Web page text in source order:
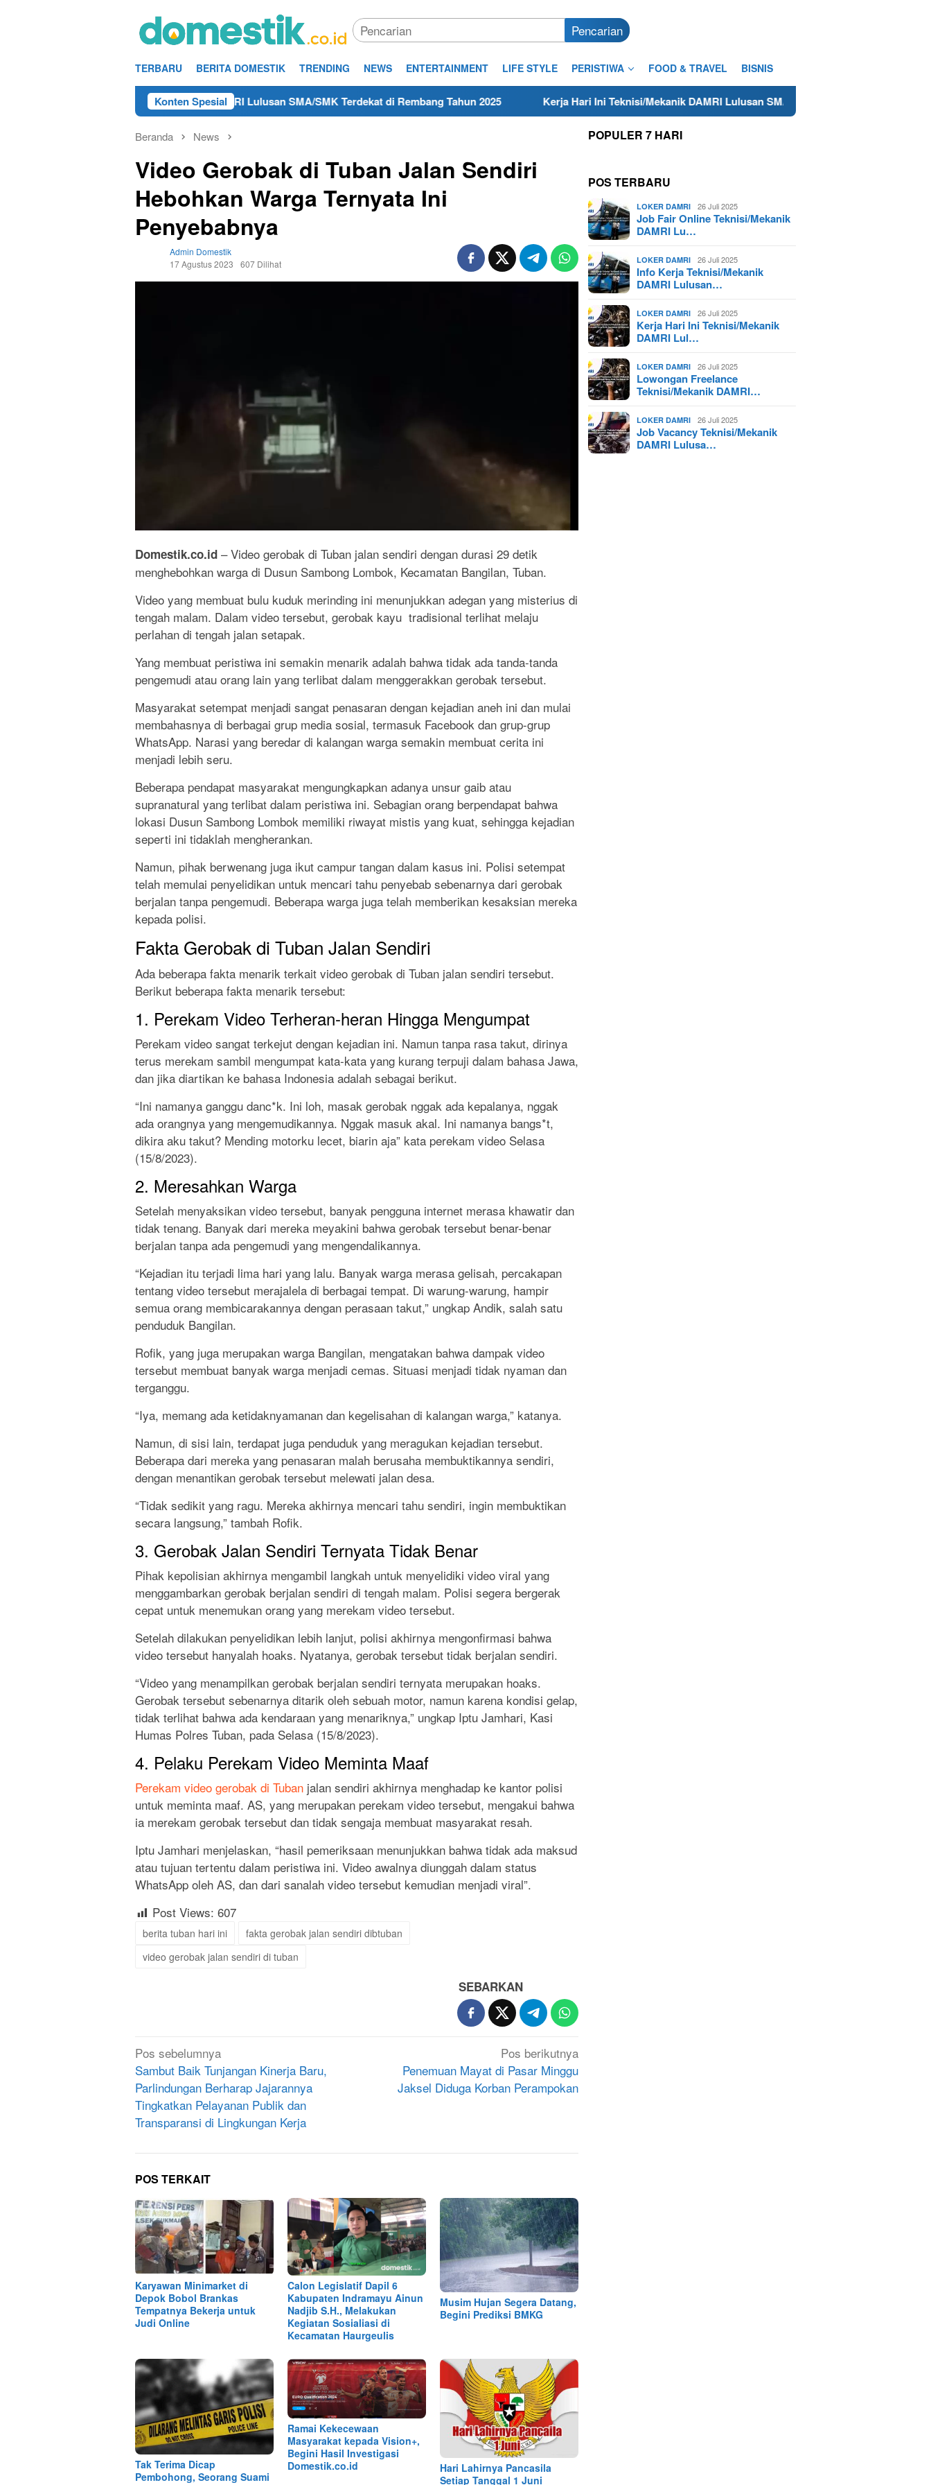
Pencarian
TERBARU BERITA DOMESTIK TRENDING NEWS ENTERTAINMENT LIFE STYLE PERISTIWA FOOD & TRAVEL BISNIS
Konten Spesial
Info Kerja Teknisi/Mekanik DAMRI Lulusan SMA/SMK Terdekat di Rembang Tahun 2025 Kerja Hari Ini Teknisi/Mekanik DAMRI Lulusan SMA/SMK Terdekat di Cilacap Tahun 2025
Beranda News
Video Gerobak di Tuban Jalan Sendiri
Hebohkan Warga Ternyata Ini
Penyebabnya
Admin Domestik
17 Agustus 2023
607 Dilihat
Domestik.co.id – Video gerobak di Tuban jalan sendiri dengan durasi 29 detik
menghebohkan warga di Dusun Sambong Lombok, Kecamatan Bangilan, Tuban.
Video yang membuat bulu kuduk merinding ini menunjukkan adegan yang misterius di
tengah malam. Dalam video tersebut, gerobak kayu tradisional terlihat melaju
perlahan di tengah jalan setapak.
Yang membuat peristiwa ini semakin menarik adalah bahwa tidak ada tanda-tanda
pengemudi atau orang lain yang terlibat dalam menggerakkan gerobak tersebut.
Masyarakat setempat menjadi sangat penasaran dengan kejadian aneh ini dan mulai
membahasnya di berbagai grup media sosial, termasuk Facebook dan grup-grup
WhatsApp. Narasi yang beredar di kalangan warga semakin membuat cerita ini
menjadi lebih seru.
Beberapa pendapat masyarakat mengungkapkan adanya unsur gaib atau
supranatural yang terlibat dalam peristiwa ini. Sebagian orang berpendapat bahwa
lokasi Dusun Sambong Lombok memiliki riwayat mistis yang kuat, sehingga kejadian
seperti ini tidaklah mengherankan.
Namun, pihak berwenang juga ikut campur tangan dalam kasus ini. Polisi setempat
telah memulai penyelidikan untuk mencari tahu penyebab sebenarnya dari gerobak
berjalan tanpa pengemudi. Beberapa warga juga telah memberikan kesaksian mereka
kepada polisi.
Fakta Gerobak di Tuban Jalan Sendiri
Ada beberapa fakta menarik terkait video gerobak di Tuban jalan sendiri tersebut.
Berikut beberapa fakta menarik tersebut:
1. Perekam Video Terheran-heran Hingga Mengumpat
Perekam video sangat terkejut dengan kejadian ini. Namun tanpa rasa takut, dirinya
terus merekam sambil mengumpat kata-kata yang kurang terpuji dalam bahasa Jawa,
dan jika diartikan ke bahasa Indonesia adalah sebagai berikut.
“Ini namanya ganggu danc*k. Ini loh, masak gerobak nggak ada kepalanya, nggak
ada orangnya yang mengemudikannya. Nggak masuk akal. Ini namanya bangs*t,
dikira aku takut? Mending motorku lecet, biarin aja” kata perekam video Selasa
(15/8/2023).
2. Meresahkan Warga
Setelah menyaksikan video tersebut, banyak pengguna internet merasa khawatir dan
tidak tenang. Banyak dari mereka meyakini bahwa gerobak tersebut benar-benar
berjalan tanpa ada pengemudi yang mengendalikannya.
“Kejadian itu terjadi lima hari yang lalu. Banyak warga merasa gelisah, percakapan
tentang video tersebut merajalela di berbagai tempat. Di warung-warung, hampir
semua orang membicarakannya dengan perasaan takut,” ungkap Andik, salah satu
penduduk Bangilan.
Rofik, yang juga merupakan warga Bangilan, mengatakan bahwa dampak video
tersebut membuat banyak warga menjadi cemas. Situasi menjadi tidak nyaman dan
terganggu.
“Iya, memang ada ketidaknyamanan dan kegelisahan di kalangan warga,” katanya.
Namun, di sisi lain, terdapat juga penduduk yang meragukan kejadian tersebut.
Beberapa dari mereka yang penasaran malah berusaha membuktikannya sendiri,
dengan menantikan gerobak tersebut melewati jalan desa.
“Tidak sedikit yang ragu. Mereka akhirnya mencari tahu sendiri, ingin membuktikan
secara langsung,” tambah Rofik.
3. Gerobak Jalan Sendiri Ternyata Tidak Benar
Pihak kepolisian akhirnya mengambil langkah untuk menyelidiki video viral yang
menggambarkan gerobak berjalan sendiri di tengah malam. Polisi segera bergerak
cepat untuk menemukan orang yang merekam video tersebut.
Setelah dilakukan penyelidikan lebih lanjut, polisi akhirnya mengonfirmasi bahwa
video tersebut hanyalah hoaks. Nyatanya, gerobak tersebut tidak berjalan sendiri.
“Video yang menampilkan gerobak berjalan sendiri ternyata merupakan hoaks.
Gerobak tersebut sebenarnya ditarik oleh sebuah motor, namun karena kondisi gelap,
tidak terlihat bahwa ada kendaraan yang menariknya,” ungkap Iptu Jamhari, Kasi
Humas Polres Tuban, pada Selasa (15/8/2023).
4. Pelaku Perekam Video Meminta Maaf
Perekam video gerobak di Tuban jalan sendiri akhirnya menghadap ke kantor polisi
untuk meminta maaf. AS, yang merupakan perekam video tersebut, mengakui bahwa
ia merekam gerobak tersebut dan tidak sengaja membuat masyarakat resah.
Iptu Jamhari menjelaskan, “hasil pemeriksaan menunjukkan bahwa tidak ada maksud
atau tujuan tertentu dalam peristiwa ini. Video awalnya diunggah dalam status
WhatsApp oleh AS, dan dari sanalah video tersebut kemudian menjadi viral”.
Post Views: 607
berita tuban hari ini
fakta gerobak jalan sendiri dibtuban
video gerobak jalan sendiri di tuban
SEBARKAN
Navigasi
pos
Pos sebelumnya
Sambut Baik Tunjangan Kinerja Baru,
Parlindungan Berharap Jajarannya
Tingkatkan Pelayanan Publik dan
Transparansi di Lingkungan Kerja
Pos berikutnya
Penemuan Mayat di Pasar Minggu
Jaksel Diduga Korban Perampokan
POS TERKAIT
Karyawan Minimarket di
Depok Bobol Brankas
Tempatnya Bekerja untuk
Judi Online
Calon Legislatif Dapil 6
Kabupaten Indramayu Ainun
Nadjib S.H., Melakukan
Kegiatan Sosialiasi di
Kecamatan Haurgeulis
Musim Hujan Segera Datang,
Begini Prediksi BMKG
Tak Terima Dicap
Pembohong, Seorang Suami
Ramai Kekecewaan
Masyarakat kepada Vision+,
Begini Hasil Investigasi
Domestik.co.id
Hari Lahirnya Pancasila
Setiap Tanggal 1 Juni
POPULER 7 HARI
POS TERBARU
LOKER DAMRI 26 Juli 2025
Job Fair Online Teknisi/Mekanik
DAMRI Lu…
LOKER DAMRI 26 Juli 2025
Info Kerja Teknisi/Mekanik
DAMRI Lulusan…
LOKER DAMRI 26 Juli 2025
Kerja Hari Ini Teknisi/Mekanik
DAMRI Lul…
LOKER DAMRI 26 Juli 2025
Lowongan Freelance
Teknisi/Mekanik DAMRI…
LOKER DAMRI 26 Juli 2025
Job Vacancy Teknisi/Mekanik
DAMRI Lulusa…